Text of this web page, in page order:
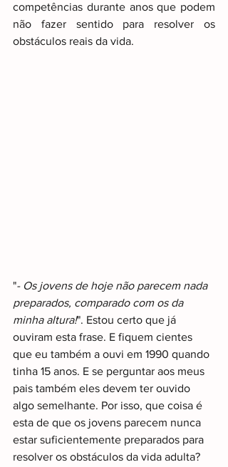
competências durante anos que podem
não fazer sentido para resolver os
obstáculos reais da vida.
"- Os jovens de hoje não parecem nada
preparados, comparado com os da
minha altura!". Estou certo que já
ouviram esta frase. E fiquem cientes
que eu também a ouvi em 1990 quando
tinha 15 anos. E se perguntar aos meus
pais também eles devem ter ouvido
algo semelhante. Por isso, que coisa é
esta de que os jovens parecem nunca
estar suficientemente preparados para
resolver os obstáculos da vida adulta?